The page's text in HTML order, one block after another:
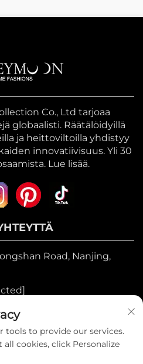
Co., Ltd tarjoaa
globaalisti. Räätälöidyillä
ja heittoviltoilla yhdistyy
innovatiivisuus. Yli 30
Lue lisää.
Road, Nanjing,
tools to provide our services.
cookies, click Personalize